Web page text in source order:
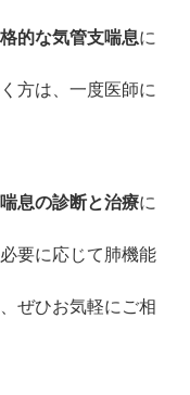
的な気管支喘息に
方は、一度医師に
息の診断と治療に
要に応じて肺機能
ぜひお気軽にご相